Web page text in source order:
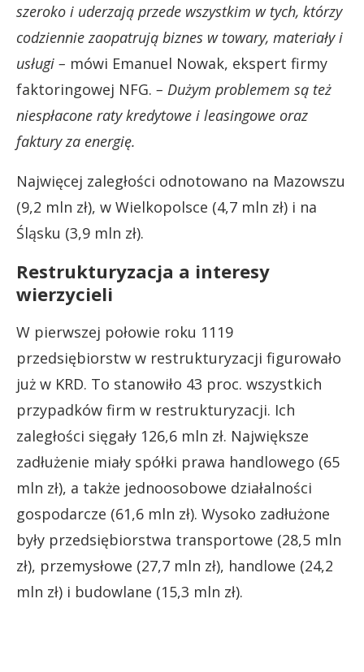
szeroko i uderzają przede wszystkim w tych, którzy
codziennie zaopatrują biznes w towary, materiały i
usługi – mówi Emanuel Nowak, ekspert firmy
faktoringowej NFG. – Dużym problemem są też
niespłacone raty kredytowe i leasingowe oraz
faktury za energię.
Najwięcej zaległości odnotowano na Mazowszu
(9,2 mln zł), w Wielkopolsce (4,7 mln zł) i na
Śląsku (3,9 mln zł).
Restrukturyzacja a interesy
wierzycieli
W pierwszej połowie roku 1119
przedsiębiorstw w restrukturyzacji figurowało
już w KRD. To stanowiło 43 proc. wszystkich
przypadków firm w restrukturyzacji. Ich
zaległości sięgały 126,6 mln zł. Największe
zadłużenie miały spółki prawa handlowego (65
mln zł), a także jednoosobowe działalności
gospodarcze (61,6 mln zł). Wysoko zadłużone
były przedsiębiorstwa transportowe (28,5 mln
zł), przemysłowe (27,7 mln zł), handlowe (24,2
mln zł) i budowlane (15,3 mln zł).